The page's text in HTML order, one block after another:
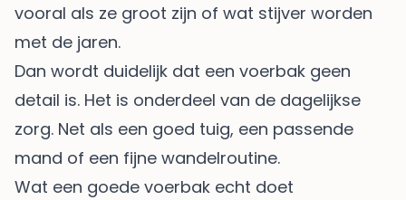
vooral als ze groot zijn of wat stijver worden
met de jaren.
Dan wordt duidelijk dat een voerbak geen
detail is. Het is onderdeel van de dagelijkse
zorg. Net als een goed tuig, een passende
mand of een fijne wandelroutine.
Wat een goede voerbak echt doet